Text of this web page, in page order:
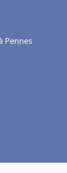
Pennes